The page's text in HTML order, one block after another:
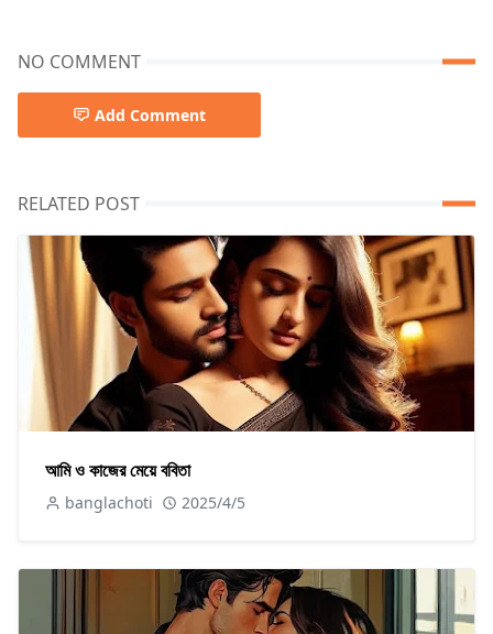
NO COMMENT
Add Comment
RELATED POST
আমি ও কাজের মেয়ে ববিতা
banglachoti 2025/4/5